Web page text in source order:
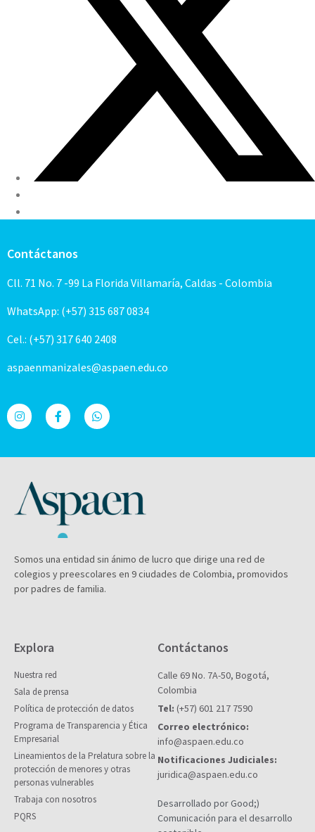
Contáctanos
Cll. 71 No. 7 -99 La Florida Villamaría, Caldas - Colombia
WhatsApp: (+57) 315 687 0834
Cel.: (+57) 317 640 2408
aspaenmanizales@aspaen.edu.co
Somos una entidad sin ánimo de lucro que dirige una red de
colegios y preescolares en 9 ciudades de Colombia, promovidos
por padres de familia.
Explora
Nuestra red
Sala de prensa
Política de protección de datos
Programa de Transparencia y Ética
Empresarial
Lineamientos de la Prelatura sobre la
protección de menores y otras
personas vulnerables
Trabaja con nosotros
PQRS
Contáctanos
Calle 69 No. 7A-50, Bogotá,
Colombia
Tel: (+57) 601 217 7590
Correo electrónico:
info@aspaen.edu.co
Notificaciones Judiciales:
juridica@aspaen.edu.co
Desarrollado por Good;)
Comunicación para el desarrollo